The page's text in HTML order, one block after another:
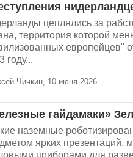
цеплялись за
территория которой
европейцев"
году...
Чичкин, 10 июня 2026
гайдамаки»
наземные
ярких презентаций,
приборами для